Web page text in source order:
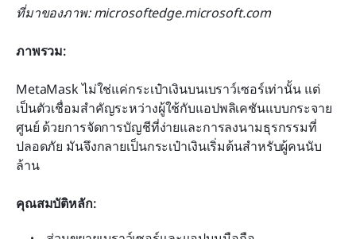
ที่มาของภาพ: microsoftedge.microsoft.com
ภาพรวม:
MetaMask ไม่ใช่แค่กระเป๋าเงินบนเบราว์เซอร์เท่านั้น แต่
เป็นตัวเชื่อมสำคัญระหว่างผู้ใช้กับแอปพลิเคชันแบบกระจาย
ศูนย์ ด้วยการจัดการบัญชีที่ง่ายและการลงนามธุรกรรมที่
ปลอดภัย มันจึงกลายเป็นกระเป๋าเงินเริ่มต้นสำหรับผู้คนนับ
ล้าน
คุณสมบัติหลัก: